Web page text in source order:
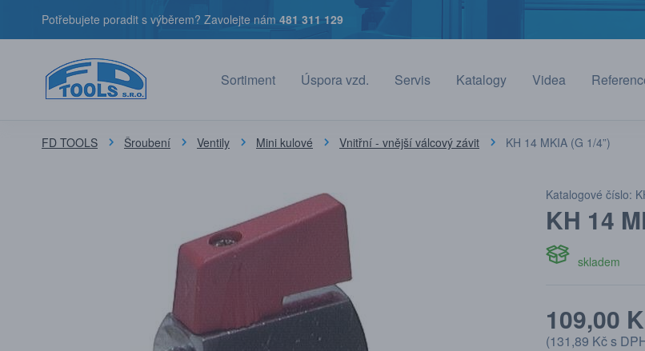
Potřebujete poradit s výběrem? Zavolejte nám 481 311 129
Sortiment Úspora vzd. Servis Katalogy Videa
FD TOOLS Šroubení Ventily Mini kulové Vnitřní - vnější válcový závit KH 14 MKIA (G 1/4”)
Katalogové číslo:
KH 14
skladem
109,00
(131,89 Kčs